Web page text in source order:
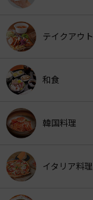
テイクアウト
和食
韓国料理
イタリア料理